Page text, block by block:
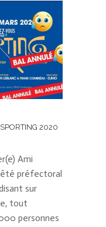
2020
Ami
préfectoral
sur
tout
personnes